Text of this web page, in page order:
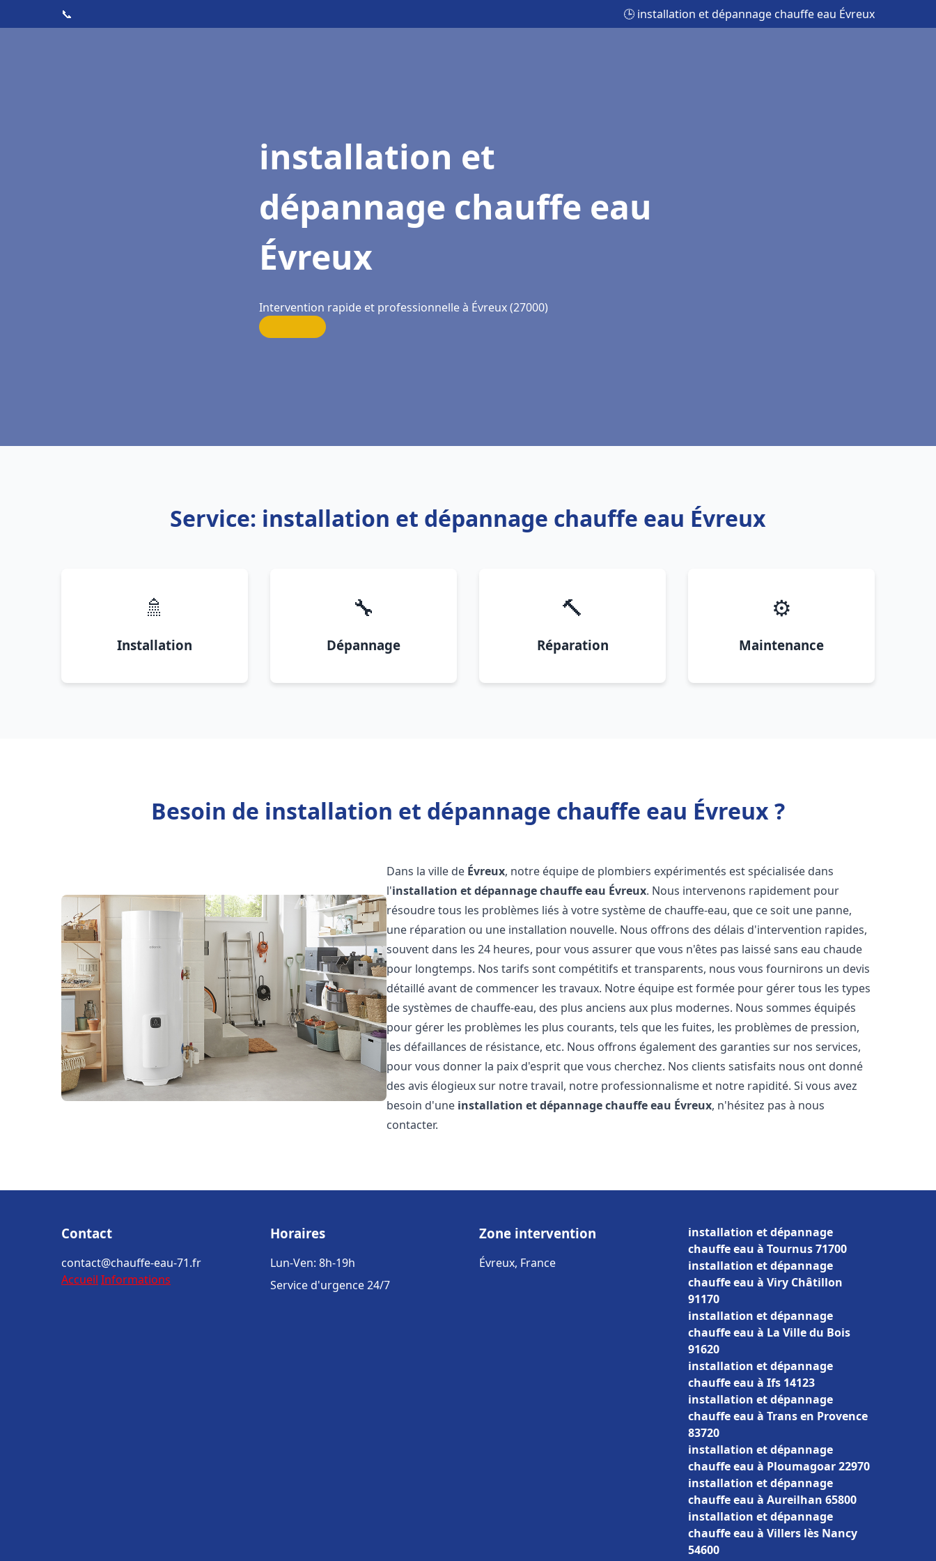
📞 🕒 installation et dépannage chauffe eau Évreux
installation et
dépannage chauffe eau
Évreux
Intervention rapide et professionnelle à Évreux (27000)
Service: installation et dépannage chauffe eau Évreux
🚿
Installation
🔧
Dépannage
🔨
Réparation
⚙️
Maintenance
Besoin de installation et dépannage chauffe eau Évreux ?
Dans la ville de Évreux, notre équipe de plombiers expérimentés est spécialisée dans
l'installation et dépannage chauffe eau Évreux. Nous intervenons rapidement pour
résoudre tous les problèmes liés à votre système de chauffe-eau, que ce soit une panne,
une réparation ou une installation nouvelle. Nous offrons des délais d'intervention rapides,
souvent dans les 24 heures, pour vous assurer que vous n'êtes pas laissé sans eau chaude
pour longtemps. Nos tarifs sont compétitifs et transparents, nous vous fournirons un devis
détaillé avant de commencer les travaux. Notre équipe est formée pour gérer tous les types
de systèmes de chauffe-eau, des plus anciens aux plus modernes. Nous sommes équipés
pour gérer les problèmes les plus courants, tels que les fuites, les problèmes de pression,
les défaillances de résistance, etc. Nous offrons également des garanties sur nos services,
pour vous donner la paix d'esprit que vous cherchez. Nos clients satisfaits nous ont donné
des avis élogieux sur notre travail, notre professionnalisme et notre rapidité. Si vous avez
besoin d'une installation et dépannage chauffe eau Évreux, n'hésitez pas à nous
contacter.
Contact
contact@chauffe-eau-71.fr
Accueil Informations
Horaires
Lun-Ven: 8h-19h
Service d'urgence 24/7
Zone intervention
Évreux, France
installation et dépannage
chauffe eau à Tournus 71700
installation et dépannage
chauffe eau à Viry Châtillon
91170
installation et dépannage
chauffe eau à La Ville du Bois
91620
installation et dépannage
chauffe eau à Ifs 14123
installation et dépannage
chauffe eau à Trans en Provence
83720
installation et dépannage
chauffe eau à Ploumagoar 22970
installation et dépannage
chauffe eau à Aureilhan 65800
installation et dépannage
chauffe eau à Villers lès Nancy
54600